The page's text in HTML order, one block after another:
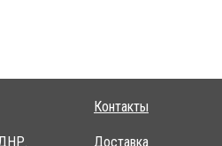
Контакты
Доставка